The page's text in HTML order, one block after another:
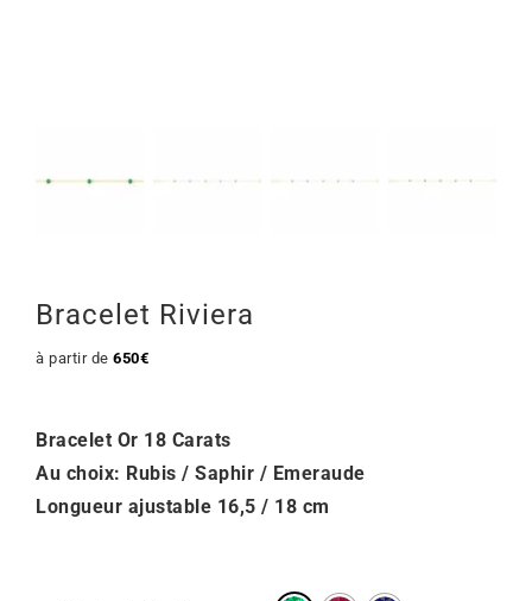
Bracelet Riviera
à partir de 650€
Bracelet Or 18 Carats
Au choix: Rubis / Saphir / Emeraude
Longueur ajustable 16,5 / 18 cm